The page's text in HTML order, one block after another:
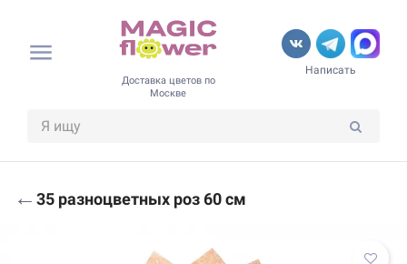
Доставка цветов по
Москве
Написать
← 35 разноцветных роз 60 см